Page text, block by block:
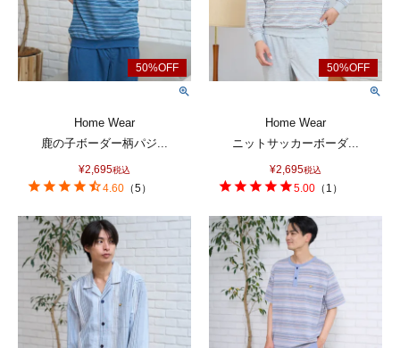
Home Wear
鹿の子ボーダー柄パジ...
¥2,695税込
4.60 （5）
Home Wear
ニットサッカーボーダ...
¥2,695税込
5.00 （ 1 ）